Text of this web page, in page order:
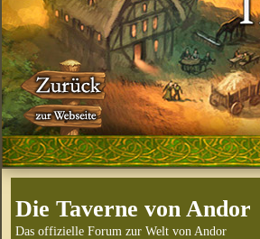
Die Taverne von Andor
Das offizielle Forum zur Welt von Andor